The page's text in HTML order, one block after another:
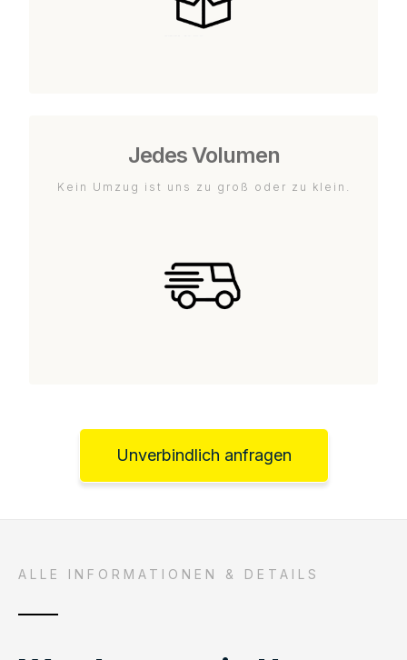
Jedes Volumen
Kein Umzug ist uns zu groß oder zu klein.
Unverbindlich anfragen
ALLE INFORMATIONEN & DETAILS